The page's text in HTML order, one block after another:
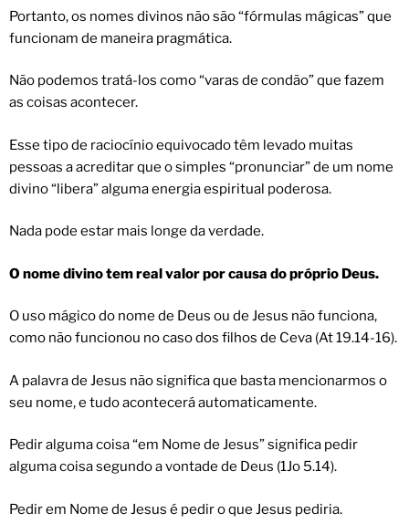
Portanto, os nomes divinos não são “fórmulas mágicas” que
funcionam de maneira pragmática.
Não podemos tratá-los como “varas de condão” que fazem
as coisas acontecer.
Esse tipo de raciocínio equivocado têm levado muitas
pessoas a acreditar que o simples “pronunciar” de um nome
divino “libera” alguma energia espiritual poderosa.
Nada pode estar mais longe da verdade.
O nome divino tem real valor por causa do próprio Deus.
O uso mágico do nome de Deus ou de Jesus não funciona,
como não funcionou no caso dos filhos de Ceva (At 19.14-16).
A palavra de Jesus não significa que basta mencionarmos o
seu nome, e tudo acontecerá automaticamente.
Pedir alguma coisa “em Nome de Jesus” significa pedir
alguma coisa segundo a vontade de Deus (1Jo 5.14).
Pedir em Nome de Jesus é pedir o que Jesus pediria.